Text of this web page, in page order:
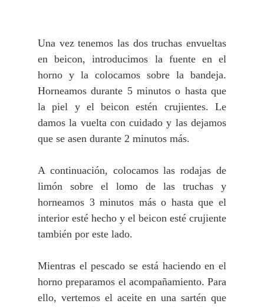
Una vez tenemos las dos truchas envueltas
en beicon, introducimos la fuente en el
horno y la colocamos sobre la bandeja.
Horneamos durante 5 minutos o hasta que
la piel y el beicon estén crujientes. Le
damos la vuelta con cuidado y las dejamos
que se asen durante 2 minutos más.
A continuación, colocamos las rodajas de
limón sobre el lomo de las truchas y
horneamos 3 minutos más o hasta que el
interior esté hecho y el beicon esté crujiente
también por este lado.
Mientras el pescado se está haciendo en el
horno preparamos el acompañamiento. Para
ello, vertemos el aceite en una sartén que